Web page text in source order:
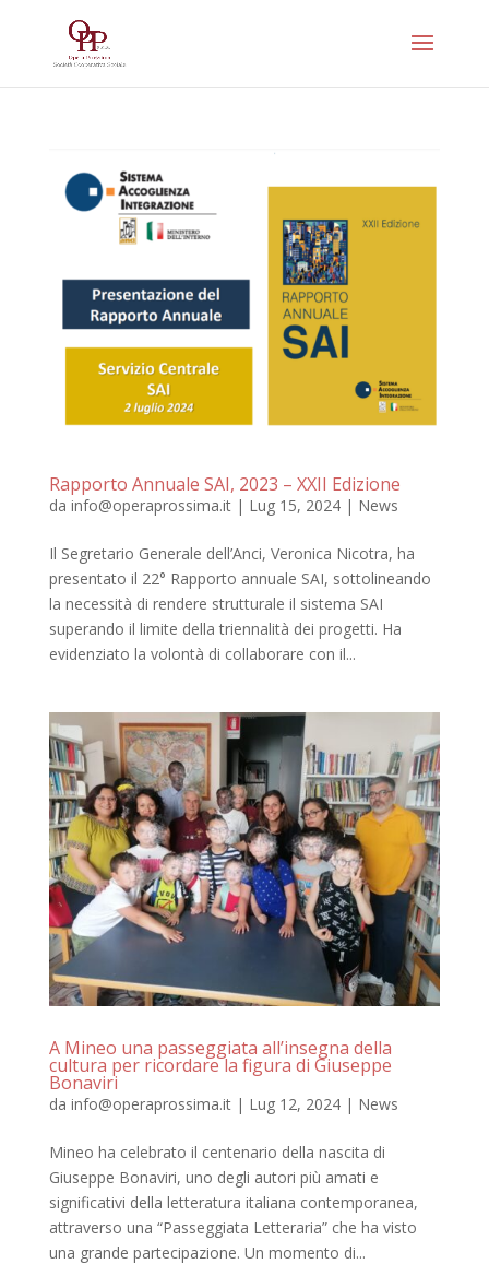
Rapporto Annuale SAI, 2023 – XXII Edizione
da info@operaprossima.it| Lug 15, 2024| News
Il Segretario Generale dell’Anci, Veronica Nicotra, ha
presentato il 22° Rapporto annuale SAI, sottolineando
la necessità di rendere strutturale il sistema SAI
superando il limite della triennalità dei progetti. Ha
evidenziato la volontà di collaborare con il...
A Mineo una passeggiata all’insegna della
cultura per ricordare la figura di Giuseppe
Bonaviri
da info@operaprossima.it| Lug 12, 2024| News
Mineo ha celebrato il centenario della nascita di
Giuseppe Bonaviri, uno degli autori più amati e
significativi della letteratura italiana contemporanea,
attraverso una “Passeggiata Letteraria” che ha visto
una grande partecipazione. Un momento di...